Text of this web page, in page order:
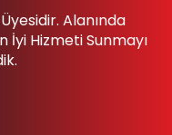
Alanında
İyi Hizmeti Sunmayı